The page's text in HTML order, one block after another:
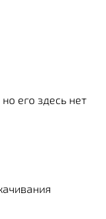
его здесь нет